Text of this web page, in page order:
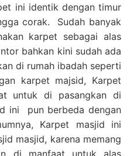
ini identik dengan timur
corak. Sudah banyak
karpet sebagai alas
bahkan kini sudah ada
di rumah ibadah seperti
karpet majsid, Karpet
untuk di pasangkan di
ini pun berbeda dengan
Karpet masjid ini
masjid, karena memang
di manfaat untuk alas